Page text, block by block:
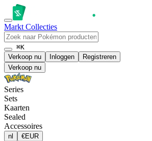
Markt Collecties
⌘K
Verkoop nu
Inloggen
Registreren
Verkoop nu
Series
Sets
Kaarten
Sealed
Accessoires
nl €EUR